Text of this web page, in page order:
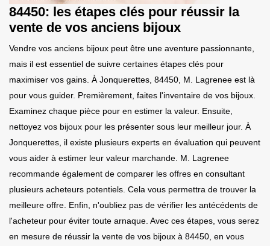
84450: les étapes clés pour réussir la
vente de vos anciens bijoux
Vendre vos anciens bijoux peut être une aventure passionnante,
mais il est essentiel de suivre certaines étapes clés pour
maximiser vos gains. À Jonquerettes, 84450, M. Lagrenee est là
pour vous guider. Premièrement, faites l'inventaire de vos bijoux.
Examinez chaque pièce pour en estimer la valeur. Ensuite,
nettoyez vos bijoux pour les présenter sous leur meilleur jour. À
Jonquerettes, il existe plusieurs experts en évaluation qui peuvent
vous aider à estimer leur valeur marchande. M. Lagrenee
recommande également de comparer les offres en consultant
plusieurs acheteurs potentiels. Cela vous permettra de trouver la
meilleure offre. Enfin, n'oubliez pas de vérifier les antécédents de
l'acheteur pour éviter toute arnaque. Avec ces étapes, vous serez
en mesure de réussir la vente de vos bijoux à 84450, en vous